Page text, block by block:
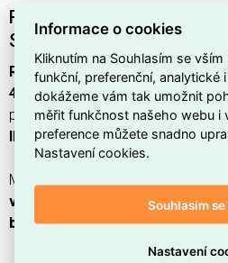
Rámeček M-Plan
SCHNEIDER 486114
Rámeček M-Plan 1násobný
4011281895304) jeantracitový
pro 1 jednotkus ochranouIP20,
IK02a barevným kódemRAL
Má rozměry
vodorovně i svisle
, typ upevnění
bez halogenůa průměr otvoru je
Informace o cookies
Kliknutím na Souhlasím se
funkční, preferenční, analytické
dokážeme vám tak umožnit
měřit funkčnost našeho webu i
preference můžete snadno
Nastavení cookies.
Souhlasím
Nastavení